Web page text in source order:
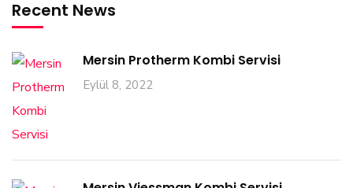
Recent News
Mersin Protherm Kombi Servisi
Eylül 8, 2022